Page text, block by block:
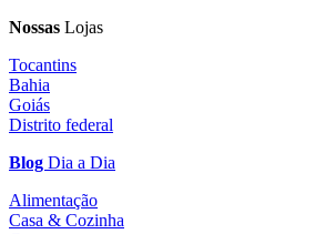
Nossas Lojas
Tocantins
Bahia
Goiás
Distrito federal
Blog Dia a Dia
Alimentação
Casa & Cozinha